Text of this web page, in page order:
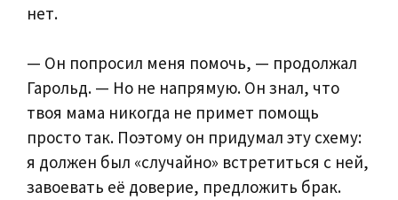
нет.
— Он попросил меня помочь, — продолжал
Гарольд. — Но не напрямую. Он знал, что
твоя мама никогда не примет помощь
просто так. Поэтому он придумал эту схему:
я должен был «случайно» встретиться с ней,
завоевать её доверие, предложить брак.